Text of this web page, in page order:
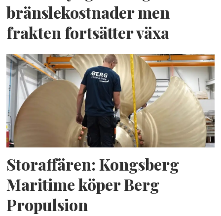
bränslekostnader men
frakten fortsätter växa
Storaffären: Kongsberg
Maritime köper Berg
Propulsion